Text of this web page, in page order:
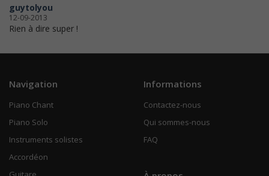
guytolyou
12-09-2013
Rien à dire super !
Navigation
Piano Chant
Piano Solo
Instruments solistes
Accordéon
Informations
Contactez-nous
Qui sommes-nous
FAQ